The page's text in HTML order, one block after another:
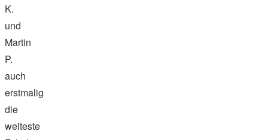
K.
und
Martin
P.
auch
erstmalig
die
weiteste